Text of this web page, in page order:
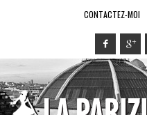
CONTACTEZ-MOI